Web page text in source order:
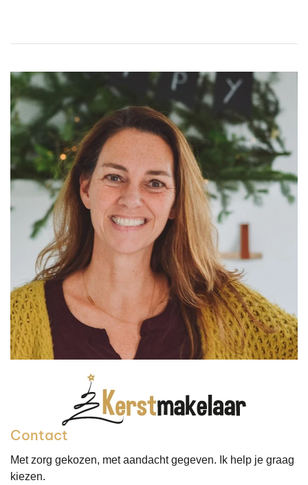
Contact
Met zorg gekozen, met aandacht gegeven. Ik help je graag
kiezen.